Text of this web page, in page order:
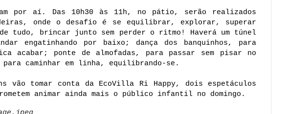
por aí. Das 10h30 às 11h, no pátio, serão realizados
onde o desafio é se equilibrar, explorar, superar
tudo, brincar junto sem perder o ritmo! Haverá um túnel
engatinhando por baixo; dança dos banquinhos, para
acabar; ponte de almofadas, para passar sem pisar no
para caminhar em linha, equilibrando-se.
vão tomar conta da EcoVilla Ri Happy, dois espetáculos
animar ainda mais o público infantil no domingo.